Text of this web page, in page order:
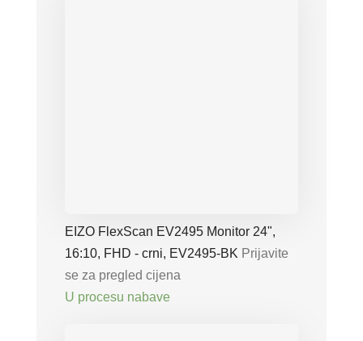
EIZO FlexScan EV2495 Monitor 24",
16:10, FHD - crni, EV2495-BK Prijavite
se za pregled cijena
U procesu nabave